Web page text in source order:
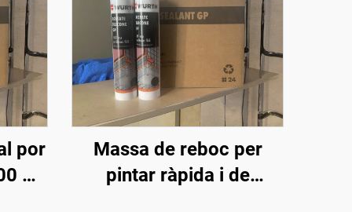
por
ml,
Massa de reboc per
pintar ràpida i de